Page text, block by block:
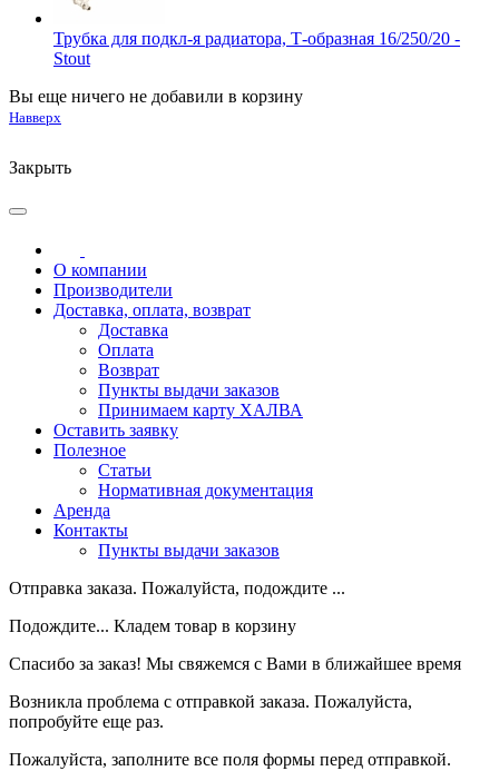
Трубка для подкл-я радиатора, Т-образная 16/250/20 -
Stout
Вы еще ничего не добавили в корзину
Навверх
Закрыть
О компании
Производители
Доставка, оплата, возврат
Доставка
Оплата
Возврат
Пункты выдачи заказов
Принимаем карту ХАЛВА
Оставить заявку
Полезное
Статьи
Нормативная документация
Аренда
Контакты
Пункты выдачи заказов
Отправка заказа. Пожалуйста, подождите ...
Подождите... Кладем товар в корзину
Спасибо за заказ! Мы свяжемся с Вами в ближайшее время
Возникла проблема с отправкой заказа. Пожалуйста,
попробуйте еще раз.
Пожалуйста, заполните все поля формы перед отправкой.